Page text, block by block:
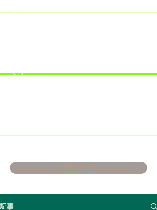
す。
です
お問い合わせ
記事